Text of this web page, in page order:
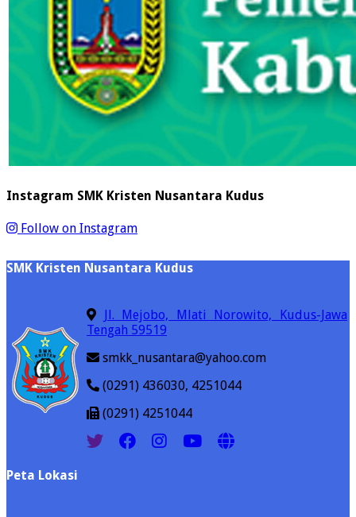
Instagram SMK Kristen Nusantara Kudus
Follow on Instagram
SMK Kristen Nusantara Kudus
Jl. Mejobo, Mlati Norowito, Kudus-Jawa
Tengah 59519
smkk_nusantara@yahoo.com
(0291) 436030, 4251044
(0291) 4251044
Peta Lokasi